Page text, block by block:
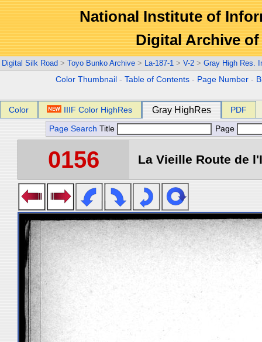
National Institute of
Digital Archive
Digital Silk Road > Toyo Bunko Archive > La-187-1 > V-2 > Gray High Res.
Color Thumbnail -Table of Contents - Page Number -
Color IIIF Color HighRes Gray HighRes PDF
Page Search Title Page
0156 La Vieille Route de